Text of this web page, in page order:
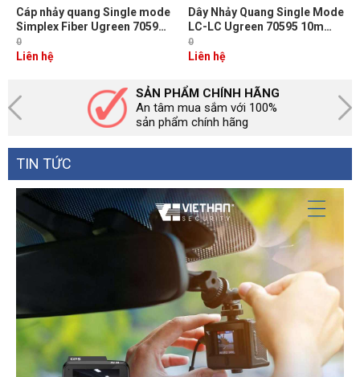
Cáp nhảy quang Single mode
Simplex Fiber Ugreen 70596
Dài 3M đầu LC-SC Màu Vàng
NW217
0
Liên hệ
Dây Nhảy Quang Single Mode
LC-LC Ugreen 70595 10m
Chuẩn UPC, Bước Sóng
1310/1550nm
0
Liên hệ
SẢN PHẨM CHÍNH HÃNG
An tâm mua sắm với 100%
sản phẩm chính hãng
TIN TỨC